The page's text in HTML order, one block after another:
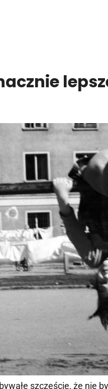
szczęście, że nie